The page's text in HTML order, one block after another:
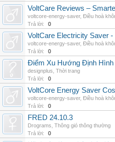
VoltCare Reviews –
voltcore-energy-saver, Điều hoà
Trả lời:
0
VoltCare Electricity Saver
voltcore-energy-saver, Điều hoà
Trả lời:
0
Điểm Xu Hướng Định Hình
designplus Thời trang
Trả lời:
0
VoltCore Energy Saver
voltcore-energy-saver, Điều hoà
Trả lời:
0
FRED 24.10.3
Drograms Thông gió thông thường
Trả lời:
0